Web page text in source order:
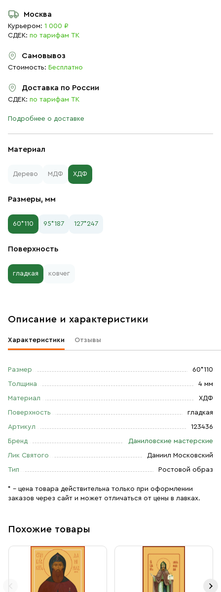
Материал
Дерево МДФ ХДФ
Размеры, мм
60*110 95*187 127*247
Поверхность
гладкая ковчег
Москва
Курьером: 1 000 ₽
СДЕК: по тарифам ТК
Самовывоз
Стоимость: Бесплатно
Доставка по России
СДЕК: по тарифам ТК
Подробнее о доставке
Описание и характеристики
Характеристики Отзывы
Размер 60*110
Толщина 4 мм
Материал ХДФ
Поверхность гладкая
Артикул 123436
Бренд Даниловские мастерские
Лик Святого Даниил Московский
Тип Ростовой образ
* – цена товара действительна только при оформлении
заказов через сайт и может отличаться от цены в лавках.
Похожие товары